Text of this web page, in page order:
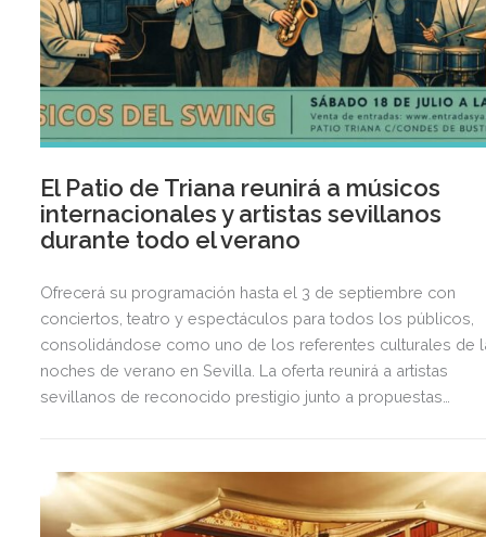
El Patio de Triana reunirá a músicos
internacionales y artistas sevillanos
durante todo el verano
Ofrecerá su programación hasta el 3 de septiembre con
conciertos, teatro y espectáculos para todos los públicos,
consolidándose como uno de los referentes culturales de
noches de verano en Sevilla. La oferta reunirá a artistas
sevillanos de reconocido prestigio junto a propuestas